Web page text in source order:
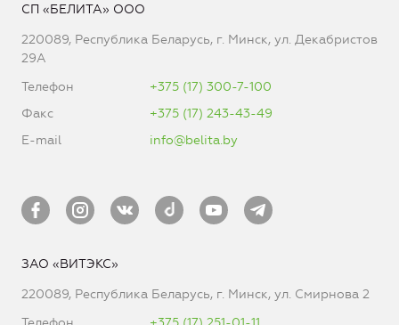
СП «БЕЛИТА» ООО
220089, Республика Беларусь, г. Минск, ул. Декабристов
29А
Телефон
+375 (17) 300-7-100
Факс
+375 (17) 243-43-49
E-mail
info@belita.by
ЗАО «ВИТЭКС»
220089, Республика Беларусь, г. Минск, ул. Смирнова 2